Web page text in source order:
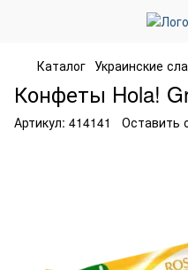
Каталог Украинские
Конфеты Hola!
Артикул: 414141 Оставить